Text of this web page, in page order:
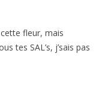
fleur, mais
tes SAL’s, j’sais pas